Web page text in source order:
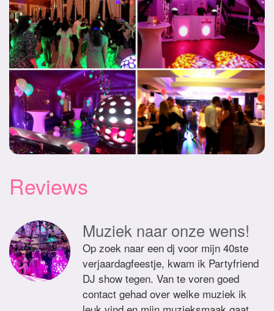
Reviews
Muziek naar onze wens!
Op zoek naar een dj voor mijn 40ste
verjaardagfeestje, kwam ik Partyfriend
DJ show tegen. Van te voren goed
contact gehad over welke muziek ik